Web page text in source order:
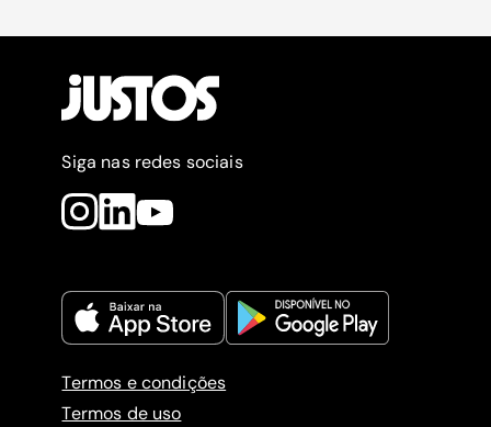
Siga nas redes sociais
Termos e condições
Termos de uso